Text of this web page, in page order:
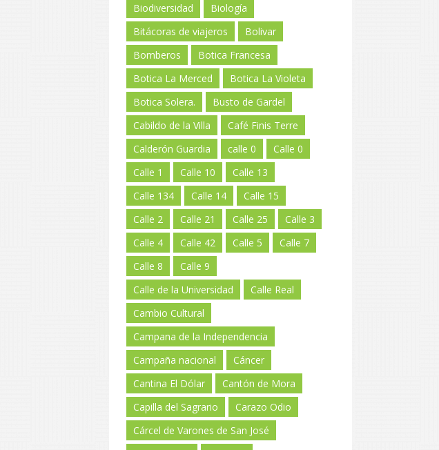
Biodiversidad
Biología
Bitácoras de viajeros
Bolivar
Bomberos
Botica Francesa
Botica La Merced
Botica La Violeta
Botica Solera.
Busto de Gardel
Cabildo de la Villa
Café Finis Terre
Calderón Guardia
calle 0
Calle 0
Calle 1
Calle 10
Calle 13
Calle 134
Calle 14
Calle 15
Calle 2
Calle 21 Calle 25
Calle 3
Calle 4
Calle 42 Calle 5
Calle 7
Calle 8
Calle 9
Calle de la Universidad
Calle Real
Cambio Cultural
Campana de la Independencia
Campaña nacional
Cáncer
Cantina El Dólar
Cantón de Mora
Capilla del Sagrario
Carazo Odio
Cárcel de Varones de San José